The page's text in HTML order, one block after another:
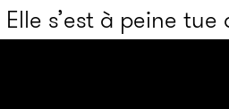
Elle s’est à peine